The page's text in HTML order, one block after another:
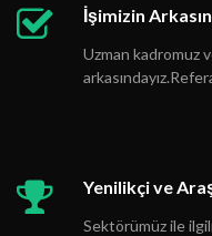
İşimizin
Uzman kadromuz
Yenilikçi ve
Sektörümüz ile